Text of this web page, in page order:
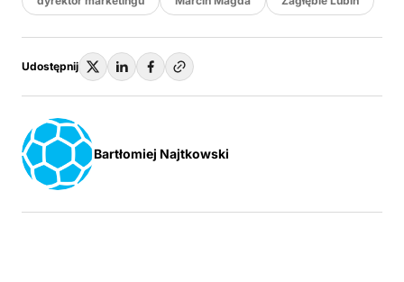
Udostępnij
Bartłomiej Najtkowski